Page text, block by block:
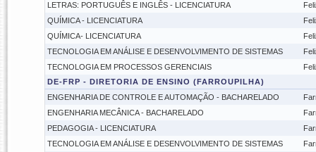
LETRAS: PORTUGUÊS E INGLÊS - LICENCIATURA
QUÍMICA - LICENCIATURA
QUÍMICA- LICENCIATURA
TECNOLOGIA EM ANÁLISE E DESENVOLVIMENTO DE SISTEMAS
TECNOLOGIA EM PROCESSOS GERENCIAIS
DE-FRP - DIRETORIA DE ENSINO (FARROUPILHA)
ENGENHARIA DE CONTROLE E AUTOMAÇÃO - BACHARELADO
ENGENHARIA MECÂNICA - BACHARELADO
PEDAGOGIA - LICENCIATURA
TECNOLOGIA EM ANÁLISE E DESENVOLVIMENTO DE SISTEMAS